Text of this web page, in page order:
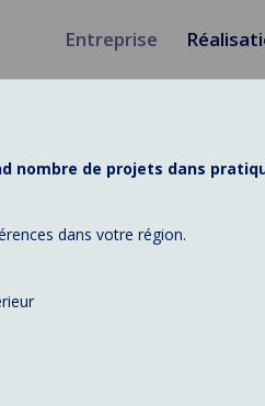
Entreprise
nombre de projets dans
dans votre région.